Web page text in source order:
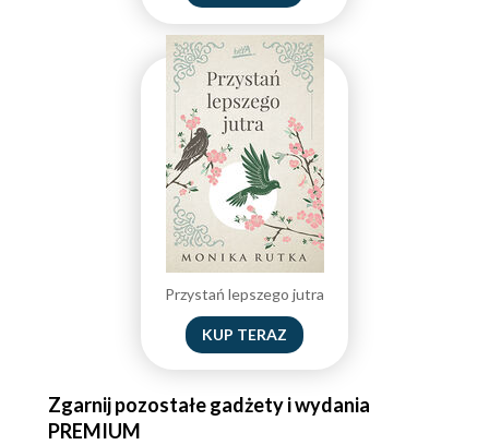
Przystań lepszego jutra
KUP TERAZ
Zgarnij pozostałe gadżety i wydania
PREMIUM